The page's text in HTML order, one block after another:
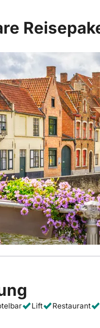
Lift Restaurant